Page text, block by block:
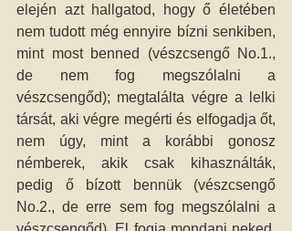
elején azt hallgatod, hogy ő életében
nem tudott még ennyire bízni senkiben,
mint most benned (vészcsengő No.1.,
de nem fog megszólalni a
vészcsengőd); megtalálta végre a lelki
társát, aki végre megérti és elfogadja őt,
nem úgy, mint a korábbi gonosz
némberek, akik csak kihasználták,
pedig ő bízott bennük (vészcsengő
No.2., de erre sem fog megszólalni a